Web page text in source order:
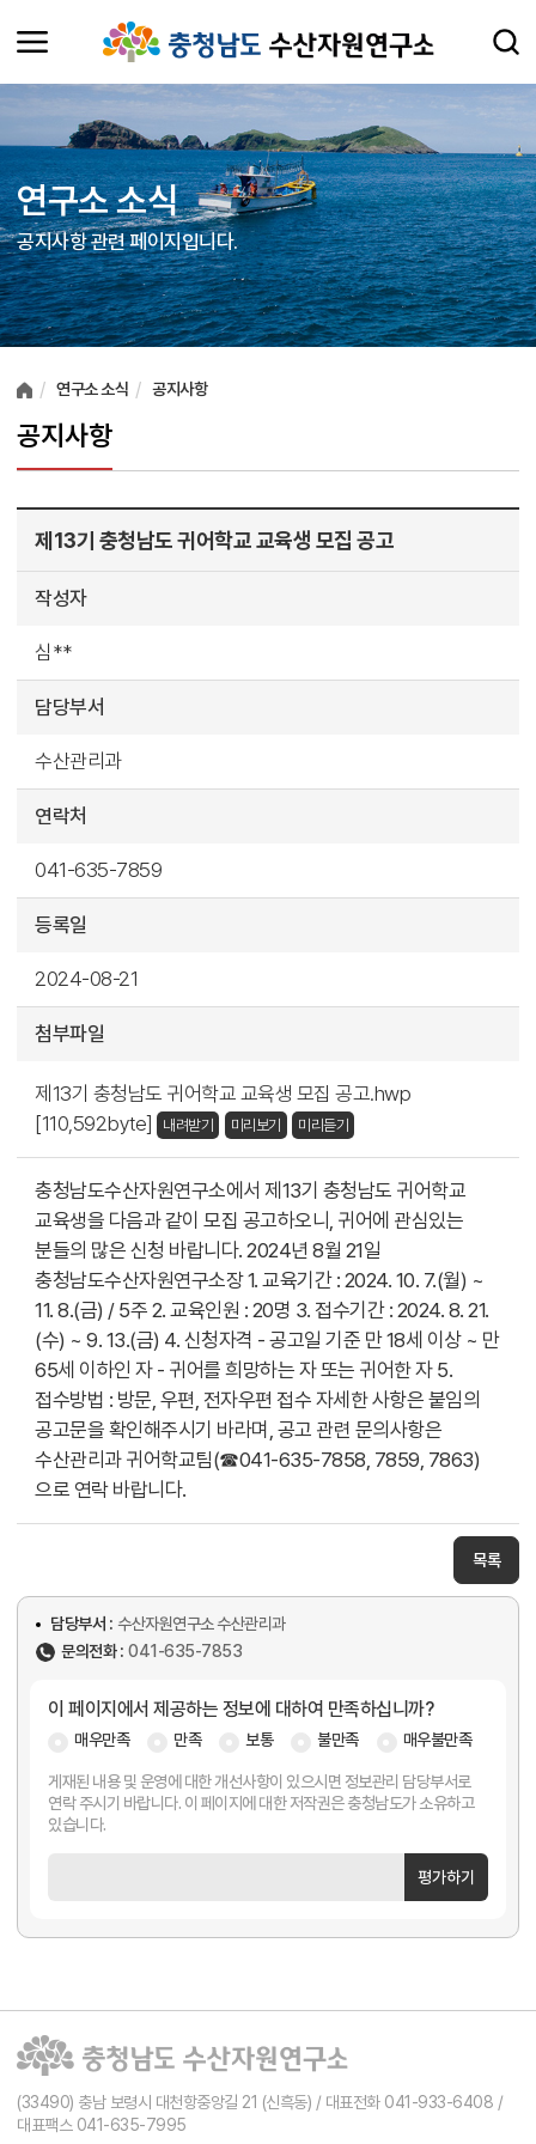
연구소 소식
공지사항 관련 페이지입니다.
연구소 소식 공지사항
공지사항
제13기 충청남도 귀어학교 교육생 모집 공고
작성자
심**
담당부서
수산관리과
연락처
041-635-7859
등록일
2024-08-21
첨부파일
제13기 충청남도 귀어학교 교육생 모집 공고.hwp
[110,592byte]
내려받기 미리보기 미리듣기
충청남도수산자원연구소에서 제13기 충청남도 귀어학교
교육생을 다음과 같이 모집 공고하오니, 귀어에 관심있는
분들의 많은 신청 바랍니다. 2024년 8월 21일
충청남도수산자원연구소장 1. 교육기간 : 2024. 10. 7.(월) ~
11. 8.(금) / 5주 2. 교육인원 : 20명 3. 접수기간 : 2024. 8. 21.
(수) ~ 9. 13.(금) 4. 신청자격 - 공고일 기준 만 18세 이상 ~ 만
65세 이하인 자 - 귀어를 희망하는 자 또는 귀어한 자 5.
접수방법 : 방문, 우편, 전자우편 접수 자세한 사항은 붙임의
공고문을 확인해주시기 바라며, 공고 관련 문의사항은
수산관리과 귀어학교팀(☎041-635-7858, 7859, 7863)
으로 연락 바랍니다.
목록
담당부서 : 수산자원연구소 수산관리과
문의전화 : 041-635-7853
이 페이지에서 제공하는 정보에 대하여 만족하십니까?
매우만족 만족 보통 불만족 매우불만족
게재된 내용 및 운영에 대한 개선사항이 있으시면 정보관리 담당부서로
연락 주시기 바랍니다. 이 페이지에 대한 저작권은 충청남도가 소유하고
있습니다.
여러분들의 의견을 남겨주세요.
평가하기
(33490) 충남 보령시 대천항중앙길 21 (신흑동) / 대표전화 041-933-6408 /
대표팩스 041-635-7995